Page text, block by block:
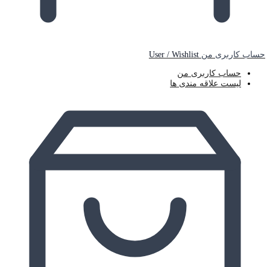
حساب کاربری من User / Wishlist
حساب کاربری من
لیست علاقه مندی ها